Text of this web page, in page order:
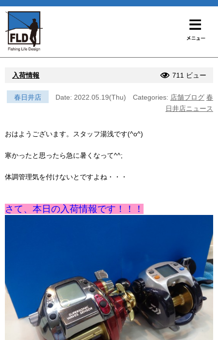
入荷情報 711 ビュー
春日井店 Date: 2022.05.19(Thu) Categories: 店舗ブログ 春
日井店ニュース
おはようございます。スタッフ湯浅です(^o^)
寒かったと思ったら急に暑くなって^^;
体調管理気を付けないとですよね・・・
さて、本日の入荷情報です！！！